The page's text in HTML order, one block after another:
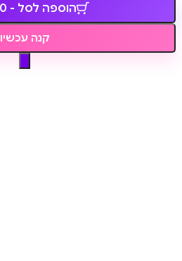
הוספה לסל - ₪199.20
קנה עכשיו